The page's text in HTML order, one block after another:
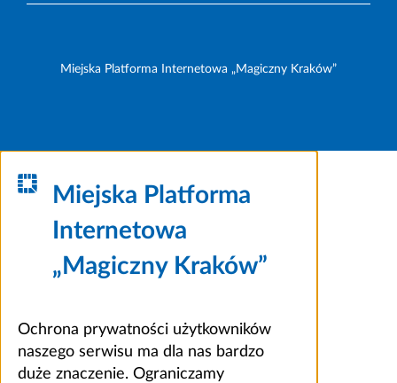
Miejska Platforma Internetowa „Magiczny Kraków”
Miejska Platforma
Internetowa
„Magiczny Kraków”
Ochrona prywatności użytkowników
naszego serwisu ma dla nas bardzo
duże znaczenie. Ograniczamy